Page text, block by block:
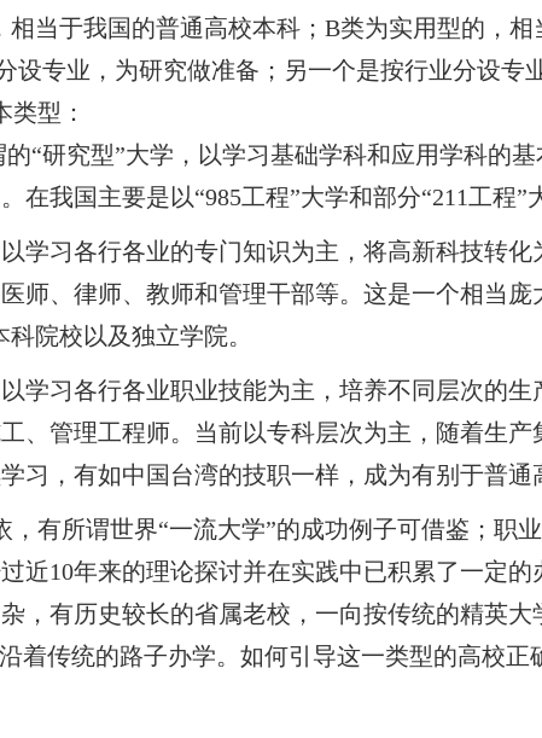
相当于我国的普通高校本科； B类为实用型的，
设专业，为研究做准备；另一个是按行业分设专
类型：
研究型”大学，以学习基础学科和应用学科的基
在我国主要是以“985工程”大学和部分“211工程”
学习各行各业的专门知识为主，将高新科技转
、律师、教师和管理干部等。这是一个相当庞
院校以及独立学院。
学习各行各业职业技能为主，培养不同层次的生
、管理工程师。当前以专科层次为主，随着生产
，有如中国台湾的技职一样，成为有别于普通
有所谓世界“一流大学”的成功例子可借鉴；职
近10年来的理论探讨并在实践中已积累了一定的
，有历史较长的省属老校，一向按传统的精英大
着传统的路子办学。如何引导这一类型的高校正